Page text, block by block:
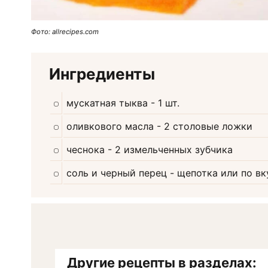
Фото: allrecipes.com
Ингредиенты
мускатная тыква - 1 шт.
оливкового масла - 2 столовые ложки
чеснока - 2 измельченных зубчика
соль и черный перец - щепотка или по
Другие рецепты в разделах: